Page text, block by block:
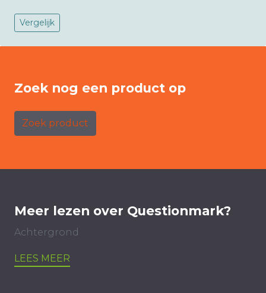
Vergelijk
Zoek nog een product op
Zoek product
Meer lezen over Questionmark?
Achtergrond
LEES MEER